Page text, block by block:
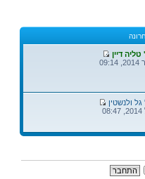
דיין
ולנשטין